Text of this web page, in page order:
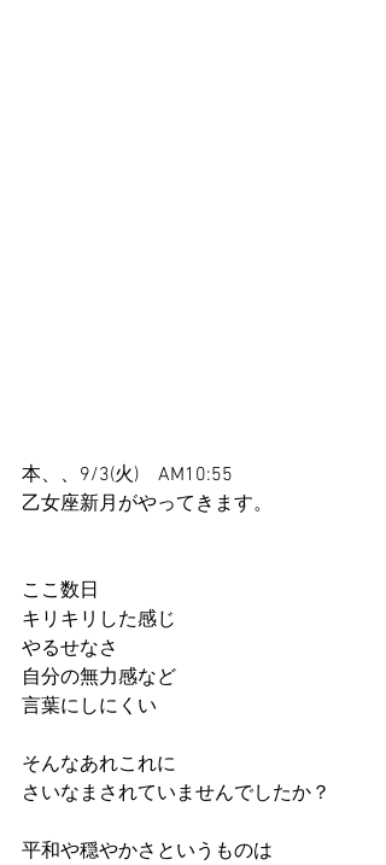
本、、9/3(火)　AM10:55
乙女座新月がやってきます。
ここ数日
キリキリした感じ
やるせなさ
自分の無力感など
言葉にしにくい
そんなあれこれに
さいなまされていませんでしたか？
平和や穏やかさというものは